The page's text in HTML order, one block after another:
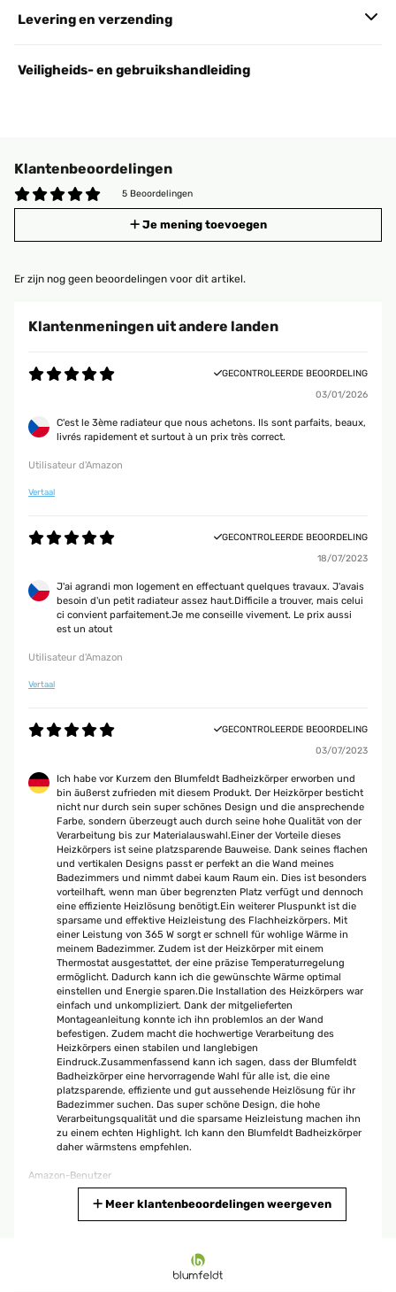
Levering en verzending
Veiligheids- en gebruikshandleiding
Klantenbeoordelingen
5 Beoordelingen
Je mening toevoegen
Er zijn nog geen beoordelingen voor dit artikel.
Klantenmeningen uit andere landen
GECONTROLEERDE BEOORDELING
03/01/2026
C'est le 3ème radiateur que nous achetons. Ils sont parfaits, beaux,
livrés rapidement et surtout à un prix très correct.
Utilisateur d'Amazon
Vertaal
GECONTROLEERDE BEOORDELING
18/07/2023
J'ai agrandi mon logement en effectuant quelques travaux. J'avais
besoin d'un petit radiateur assez haut.Difficile a trouver, mais celui
ci convient parfaitement.Je me conseille vivement. Le prix aussi
est un atout
Utilisateur d'Amazon
Vertaal
GECONTROLEERDE BEOORDELING
03/07/2023
Ich habe vor Kurzem den Blumfeldt Badheizkörper erworben und
bin äußerst zufrieden mit diesem Produkt. Der Heizkörper besticht
nicht nur durch sein super schönes Design und die ansprechende
Farbe, sondern überzeugt auch durch seine hohe Qualität von der
Verarbeitung bis zur Materialauswahl.Einer der Vorteile dieses
Heizkörpers ist seine platzsparende Bauweise. Dank seines flachen
und vertikalen Designs passt er perfekt an die Wand meines
Badezimmers und nimmt dabei kaum Raum ein. Dies ist besonders
vorteilhaft, wenn man über begrenzten Platz verfügt und dennoch
eine effiziente Heizlösung benötigt.Ein weiterer Pluspunkt ist die
sparsame und effektive Heizleistung des Flachheizkörpers. Mit
einer Leistung von 365 W sorgt er schnell für wohlige Wärme in
meinem Badezimmer. Zudem ist der Heizkörper mit einem
Thermostat ausgestattet, der eine präzise Temperaturregelung
ermöglicht. Dadurch kann ich die gewünschte Wärme optimal
einstellen und Energie sparen.Die Installation des Heizkörpers war
einfach und unkompliziert. Dank der mitgelieferten
Montageanleitung konnte ich ihn problemlos an der Wand
befestigen. Zudem macht die hochwertige Verarbeitung des
Heizkörpers einen stabilen und langlebigen
Eindruck.Zusammenfassend kann ich sagen, dass der Blumfeldt
Badheizkörper eine hervorragende Wahl für alle ist, die eine
platzsparende, effiziente und gut aussehende Heizlösung für ihr
Badezimmer suchen. Das super schöne Design, die hohe
Verarbeitungsqualität und die sparsame Heizleistung machen ihn
zu einem echten Highlight. Ich kann den Blumfeldt Badheizkörper
daher wärmstens empfehlen.
Amazon-Benutzer
Meer klantenbeoordelingen weergeven